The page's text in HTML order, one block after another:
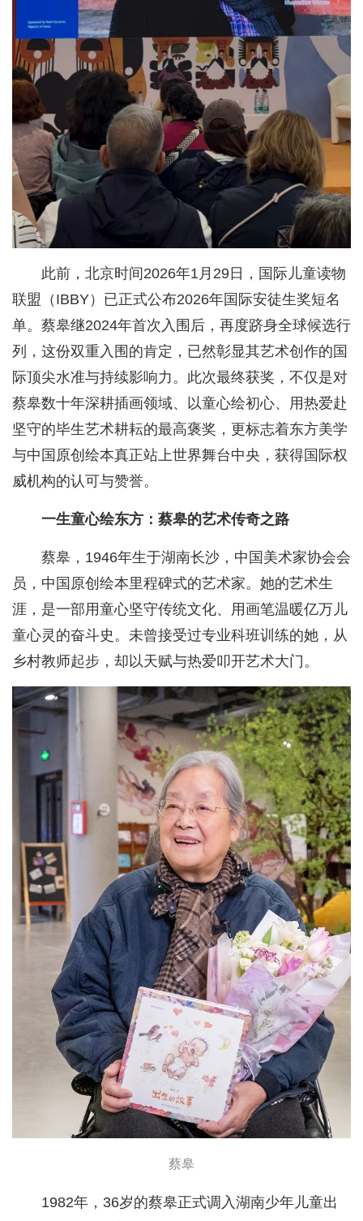
此前，北京时间2026年1月29日，国际儿童读物
联盟（IBBY）已正式公布2026年国际安徒生奖短名
单。蔡皋继2024年首次入围后，再度跻身全球候选行
列，这份双重入围的肯定，已然彰显其艺术创作的国
际顶尖水准与持续影响力。此次最终获奖，不仅是对
蔡皋数十年深耕插画领域、以童心绘初心、用热爱赴
坚守的毕生艺术耕耘的最高褒奖，更标志着东方美学
与中国原创绘本真正站上世界舞台中央，获得国际权
威机构的认可与赞誉。
一生童心绘东方：蔡皋的艺术传奇之路
蔡皋，1946年生于湖南长沙，中国美术家协会会
员，中国原创绘本里程碑式的艺术家。她的艺术生
涯，是一部用童心坚守传统文化、用画笔温暖亿万儿
童心灵的奋斗史。未曾接受过专业科班训练的她，从
乡村教师起步，却以天赋与热爱叩开艺术大门。
蔡皋
1982年，36岁的蔡皋正式调入湖南少年儿童出